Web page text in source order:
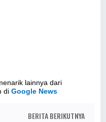
lainnya dari
diGoogle News
BERITA BERIKUTNYA